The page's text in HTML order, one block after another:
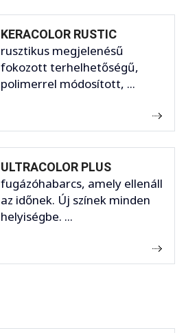
KERACOLOR RUSTIC
rusztikus megjelenésű
fokozott terhelhetőségű,
polimerrel módosított, ...
ULTRACOLOR PLUS
fugázóhabarcs, amely ellenáll
az időnek. Új színek minden
helyiségbe. ...